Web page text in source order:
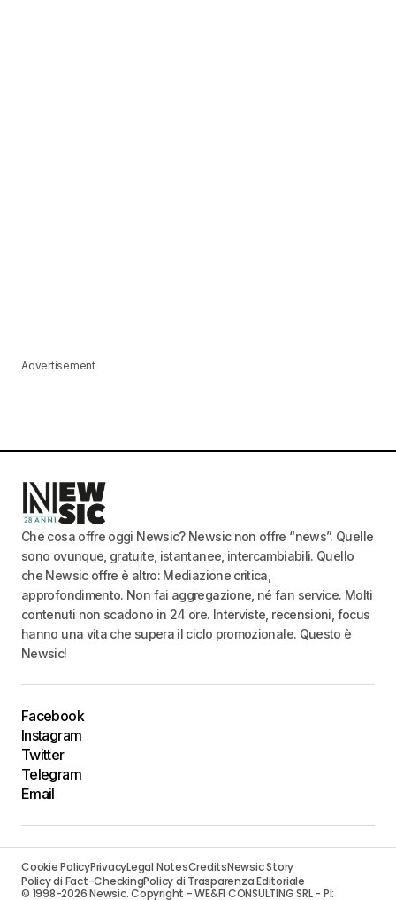
Advertisement
Che cosa offre oggi Newsic? Newsic non offre “news”. Quelle
sono ovunque, gratuite, istantanee, intercambiabili. Quello
che Newsic offre è altro: Mediazione critica,
approfondimento. Non fai aggregazione, né fan service. Molti
contenuti non scadono in 24 ore. Interviste, recensioni, focus
hanno una vita che supera il ciclo promozionale. Questo è
Newsic!
Facebook
Instagram
Twitter
Telegram
Email
Cookie PolicyPrivacyLegal NotesCreditsNewsic Story
Policy di Fact-CheckingPolicy di Trasparenza Editoriale
© 1998-2026 Newsic. Copyright - WE&FI CONSULTING SRL - PI: